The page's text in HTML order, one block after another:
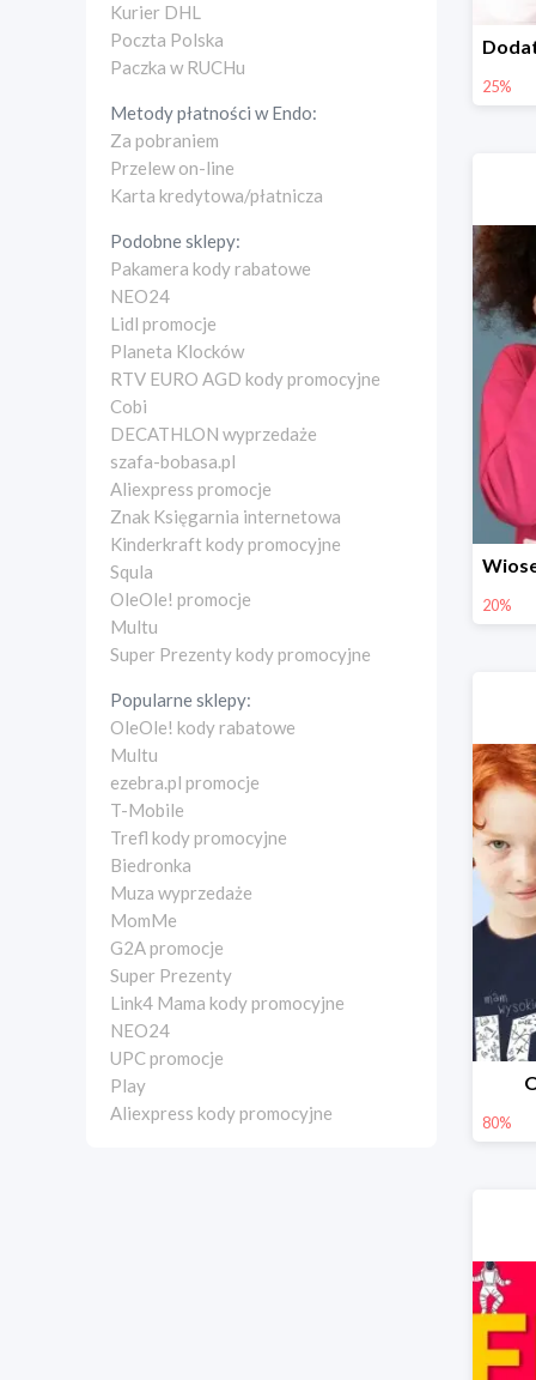
Kurier DHL
Poczta Polska
Paczka w RUCHu
Metody płatności wEndo:
Za pobraniem
Przelew on-line
Karta kredytowa/płatnicza
Podobne sklepy:
Pakamera kody rabatowe
NEO24
Lidl promocje
Planeta Klocków
RTV EURO AGD kody promocyjne
Cobi
DECATHLON wyprzedaże
szafa-bobasa.pl
Aliexpress promocje
Znak Księgarnia internetowa
Kinderkraft kody promocyjne
Squla
OleOle! promocje
Multu
Super Prezenty kody promocyjne
Popularne sklepy:
OleOle! kody rabatowe
Multu
ezebra.pl promocje
T-Mobile
Trefl kody promocyjne
Biedronka
Muza wyprzedaże
MomMe
G2A promocje
Super Prezenty
Link4 Mama kody promocyjne
NEO24
UPC promocje
Play
Aliexpress kody promocyjne
25%
20%
80%